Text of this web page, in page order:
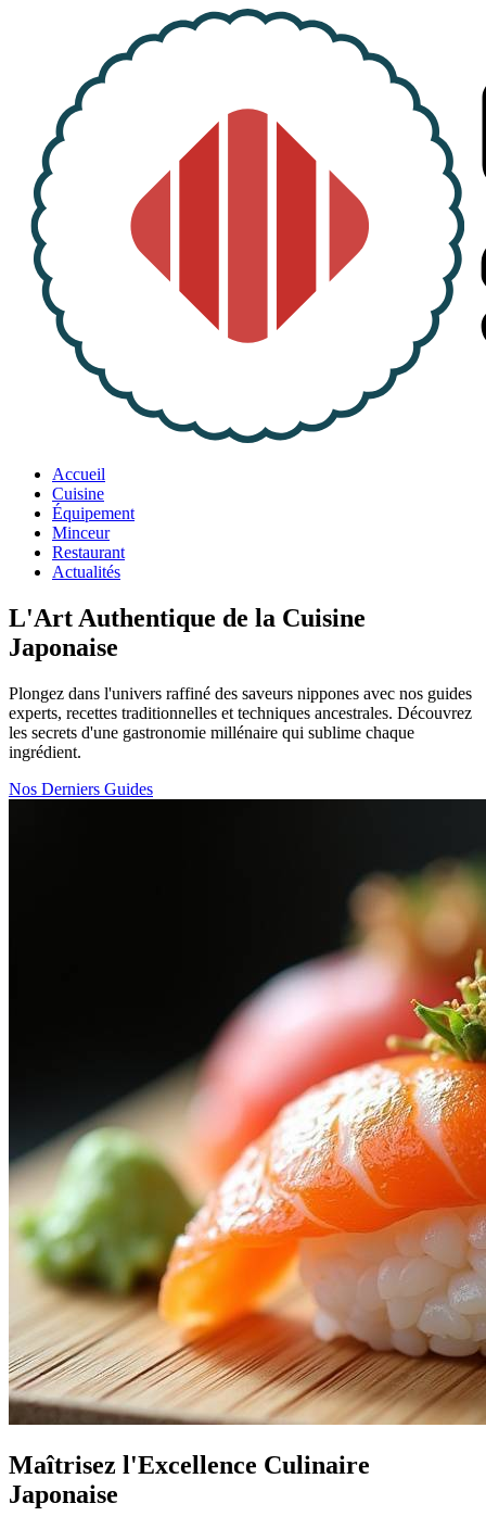
Accueil
Cuisine
Équipement
Minceur
Restaurant
Actualités
L'Art Authentique de la Cuisine
Japonaise
Plongez dans l'univers raffiné des saveurs nippones avec nos guides
experts, recettes traditionnelles et techniques ancestrales. Découvrez
les secrets d'une gastronomie millénaire qui sublime chaque
ingrédient.
Nos Derniers Guides
Maîtrisez l'Excellence Culinaire
Japonaise